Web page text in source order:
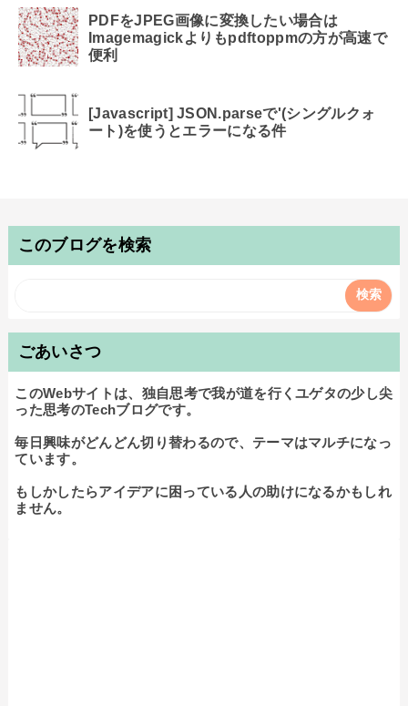
PDFをJPEG画像に変換したい場合は
Imagemagickよりもpdftoppmの方が高速で
便利
[Javascript] JSON.parseで'(シングルクォ
ート)を使うとエラーになる件
このブログを検索
ごあいさつ
このWebサイトは、独自思考で我が道を行くユゲタの少し尖
った思考のTechブログです。
毎日興味がどんどん切り替わるので、テーマはマルチになっ
ています。
もしかしたらアイデアに困っている人の助けになるかもしれ
ません。